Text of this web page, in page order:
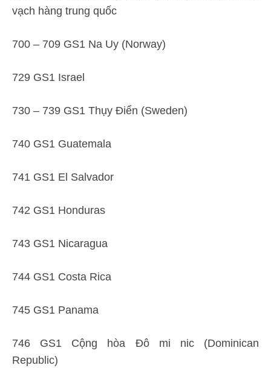
vạch hàng trung quốc
700 – 709 GS1 Na Uy (Norway)
729 GS1 Israel
730 – 739 GS1 Thụy Điển (Sweden)
740 GS1 Guatemala
741 GS1 El Salvador
742 GS1 Honduras
743 GS1 Nicaragua
744 GS1 Costa Rica
745 GS1 Panama
746 GS1 Cộng hòa Đô mi nic (Dominican
Republic)